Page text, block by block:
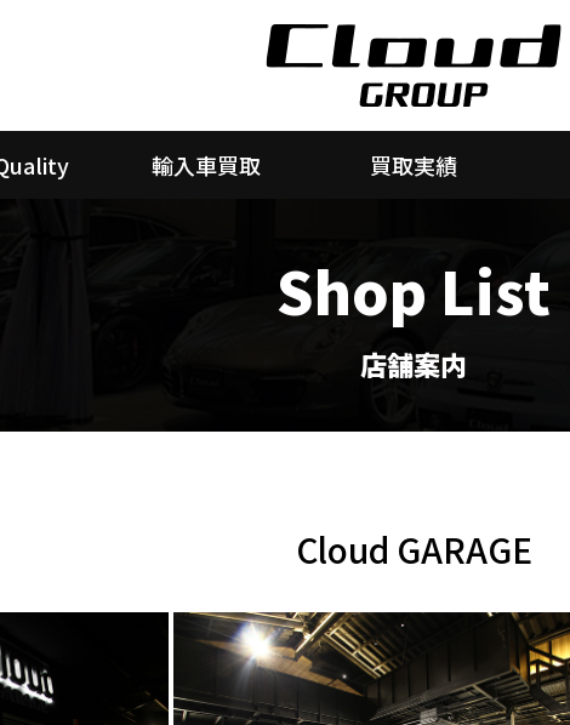
輸入車買取 買取実績
Shop List
店舗案内
Cloud GARAGE